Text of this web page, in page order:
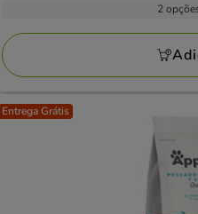
39.69€
2
Entrega Grátis